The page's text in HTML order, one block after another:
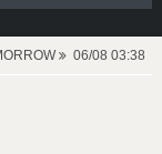
06/08 03:38